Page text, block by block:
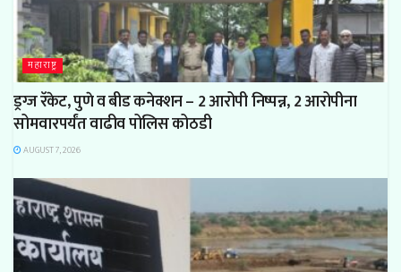
महाराष्ट्र
ड्रग्ज रॅकेट, पुणे व बीड कनेक्शन – 2 आरोपी निष्पन्न, 2 आरोपीना
सोमवारपर्यंत वाढीव पोलिस कोठडी
AUGUST 7, 2026